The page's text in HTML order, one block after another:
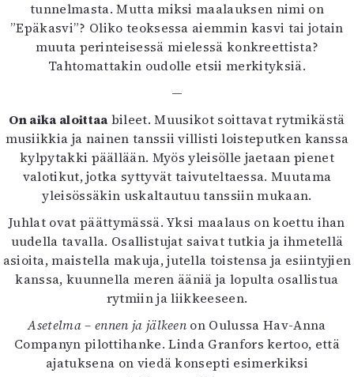
tunnelmasta. Mutta miksi maalauksen nimi on
”Epäkasvi”? Oliko teoksessa aiemmin kasvi tai jotain
muuta perinteisessä mielessä konkreettista?
Tahtomattakin oudolle etsii merkityksiä.
—
On aika aloittaa bileet. Muusikot soittavat rytmikästä
musiikkia ja nainen tanssii villisti loisteputken kanssa
kylpytakki päällään. Myös yleisölle jaetaan pienet
valotikut, jotka syttyvät taivuteltaessa. Muutama
yleisössäkin uskaltautuu tanssiin mukaan.
Juhlat ovat päättymässä. Yksi maalaus on koettu ihan
uudella tavalla. Osallistujat saivat tutkia ja ihmetellä
asioita, maistella makuja, jutella toistensa ja esiintyjien
kanssa, kuunnella meren ääniä ja lopulta osallistua
rytmiin ja liikkeeseen.
Asetelma – ennen ja jälkeen on Oulussa Hav-Anna
Companyn pilottihanke. Linda Granfors kertoo, että
ajatuksena on viedä konsepti esimerkiksi